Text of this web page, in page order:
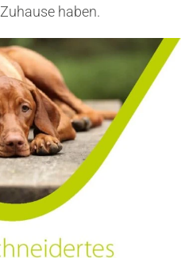
Zuhause haben.